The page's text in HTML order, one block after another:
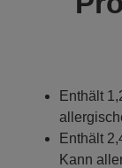
Enthält
Enthält
Kann